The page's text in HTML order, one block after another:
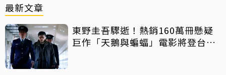
最新文章
東野圭吾驟逝！熱銷160萬冊懸疑
巨作「天鵝與蝙蝠」電影將登台上